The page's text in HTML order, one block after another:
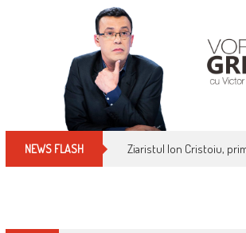
NEWS FLASH Ziaristul Ion Cristoiu,